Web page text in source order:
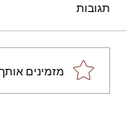
מתכון מנצח
שוקולד
תגובות
מזמינים